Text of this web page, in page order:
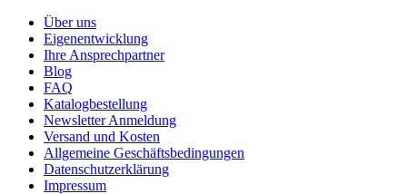
Über uns
Eigenentwicklung
Ihre Ansprechpartner
Blog
FAQ
Katalogbestellung
Newsletter Anmeldung
Versand und Kosten
Allgemeine Geschäftsbedingungen
Datenschutzerklärung
Impressum